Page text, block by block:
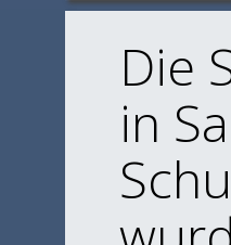
Die
in